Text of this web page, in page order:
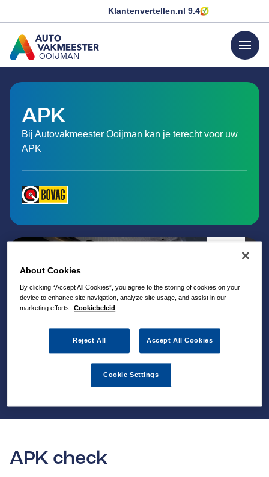
Klantenvertellen.nl 9.4
OOIJMAN
GA NAAR DE HOMEPAGINA
menu
APK
Bij Autovakmeester Ooijman kan je terecht voor uw
APK
APK check
About Cookies
By clicking “Accept All Cookies”, you agree to the storing of cookies on your
device to enhance site navigation, analyze site usage, and assist in our
marketing efforts. Cookiebeleid
Reject All Accept All Cookies
Cookie Settings